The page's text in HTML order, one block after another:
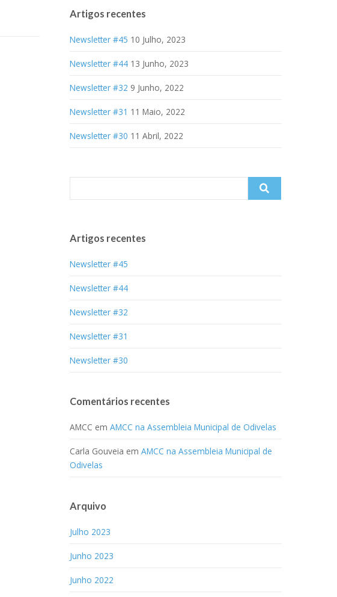
Artigos recentes
Newsletter #45 10 Julho, 2023
Newsletter #44 13 Junho, 2023
Newsletter #32 9 Junho, 2022
Newsletter #31 11 Maio, 2022
Newsletter #30 11 Abril, 2022
Artigos recentes
Newsletter #45
Newsletter #44
Newsletter #32
Newsletter #31
Newsletter #30
Comentários recentes
AMCC em AMCC na Assembleia Municipal de Odivelas
Carla Gouveia em AMCC na Assembleia Municipal de
Odivelas
Arquivo
Julho 2023
Junho 2023
Junho 2022